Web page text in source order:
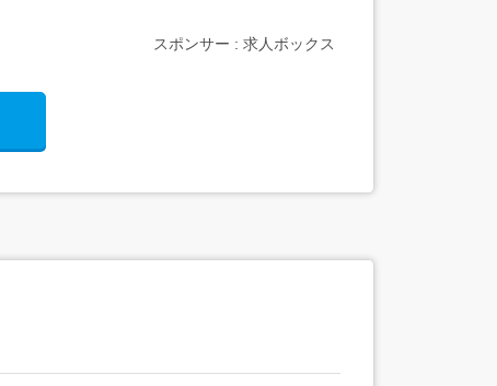
スポンサー : 求人ボックス